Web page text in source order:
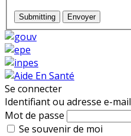
Submitting Envoyer
Se connecter
Identifiant ou adresse e-mail
Mot de passe
Se souvenir de moi